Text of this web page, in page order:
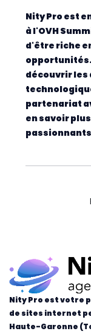
Nity Pro est
à l'OVH
d'être riche
découvrir les
partenariat
en savoir
passionnants
Nity Pro est votre
de sites internet
Haute-Garonne